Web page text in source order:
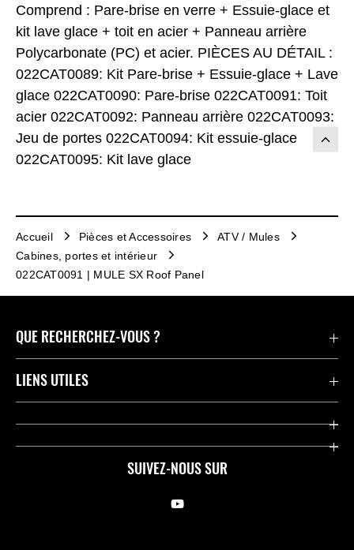
Comprend : Pare-brise en verre + Essuie-glace et
kit lave glace + toit en acier + Panneau arrière
Polycarbonate (PC) et acier. PIÈCES AU DÉTAIL :
022CAT0089: Kit Pare-brise + Essuie-glace + Lave
glace 022CAT0090: Pare-brise 022CAT0091: Toit
acier 022CAT0092: Panneau arrière 022CAT0093:
Jeu de portes 022CAT0094: Kit essuie-glace
022CAT0095: Kit lave glace
Accueil Pièces et Accessoires
ATV / Mules
Cabines, portes et intérieur
022CAT0091 | MULE SX Roof Panel
SUIVEZ-NOUS SUR
QUE RECHERCHEZ-VOUS ?
Motos
Compétition
LIENS UTILES
Press